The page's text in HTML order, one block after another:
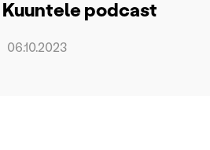
podcast
06.10.2023